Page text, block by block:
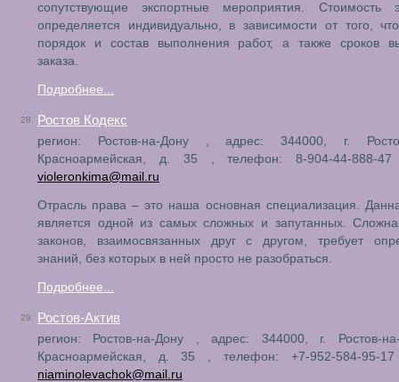
сопутствующие экспортные мероприятия. Стоимость
определяется индивидуально, в зависимости от того,
порядок и состав выполнения работ, а также сроков
заказа.
Подробнее...
28. Ростов Кодекс
регион: Ростов-на-Дону , адрес: 344000, г.
Красноармейская, д. 35 , телефон: 8-904-44-888-
violeronkima@mail.ru
Отрасль права – это наша основная специализация.
является одной из самых сложных и запутанных.
законов, взаимосвязанных друг с другом, требует
знаний, без которых в ней просто не разобраться.
Подробнее...
29. Ростов-Актив
регион: Ростов-на-Дону , адрес: 344000, г. Ростов-
Красноармейская, д. 35 , телефон: +7-952-584-95-
niaminolevachok@mail.ru